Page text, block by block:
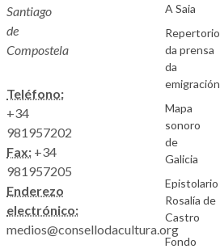
Santiago
de
Compostela
Teléfono:
+34
981957202
Fax: +34
981957205
Enderezo
electrónico:
medios@consellodacultura.org
A Saia
Repertorio
da prensa
da
emigración
Mapa
sonoro
de
Galicia
Epistolario
Rosalía de
Castro
Fondo